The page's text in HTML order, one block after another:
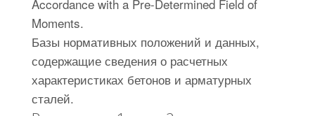
Accordance with a Pre-Determined Field of
Moments.
Базы нормативных положений и данных,
содержащие сведения о расчетных
характеристиках бетонов и арматурных
сталей.